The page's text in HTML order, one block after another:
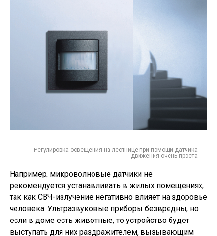
Регулировка освещения на лестнице при помощи датчика
движения очень проста
Например, микроволновые датчики не
рекомендуется устанавливать в жилых помещениях,
так как СВЧ-излучение негативно влияет на здоровье
человека. Ультразвуковые приборы безвредны, но
если в доме есть животные, то устройство будет
выступать для них раздражителем, вызывающим